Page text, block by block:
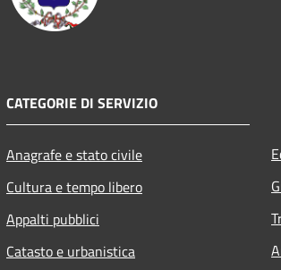
CATEGORIE DI SERVIZIO
Anagrafe e stato civile
Cultura e tempo libero
Appalti pubblici
Catasto e urbanistica